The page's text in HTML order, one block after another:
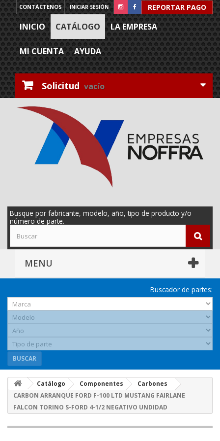
REPORTAR PAGO
INICIAR SESIÓN
CONTÁCTENOS
INICIO CATÁLOGO LA EMPRESA
MI CUENTA AYUDA
Solicitud vacío
Busque por fabricante, modelo, año, tipo de producto y/o
número de parte.
MENU
Buscador de partes:
BUSCAR
Catálogo Componentes
Carbones
CARBON ARRANQUE FORD F-100 LTD MUSTANG FAIRLANE
FALCON TORINO S-FORD 4-1/2 NEGATIVO UNDIDAD